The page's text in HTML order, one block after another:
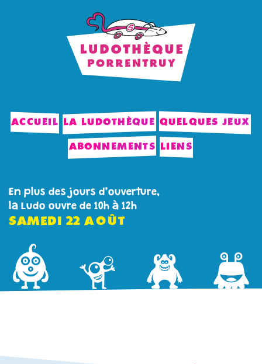
ACCUEIL LA LUDOTHÈQUE QUELQUES JEUX
ABONNEMENTS LIENS
En plus des jours d’ouverture,
la Ludo ouvre de 10h à 12h
SAMEDI 22 AOÛT